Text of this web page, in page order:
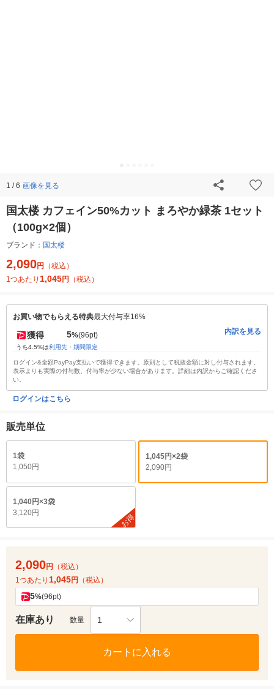
1 / 6 画像を見る
国太楼 カフェイン50%カット まろやか緑茶 1セット
（100g×2個）
ブランド： 国太楼
2,090円
（税込）
1つあたり 1,045円 （税込）
お買い物でもらえる特典最大付与率16%
獲得 5%(96pt)
うち4.5%は利用先・期間限定
内訳を見る
ログイン&全額PayPay支払いで獲得できます。原則として税抜金額に対し付与されます。
表示よりも実際の付与数、付与率が少ない場合があります。詳細は内訳からご確認くださ
い。
ログインはこちら
販売単位
1袋
1,050円
1,045円×2袋
2,090円
1,040円×3袋
3,120円
お得
2,090円
（税込）
1つあたり 1,045円 （税込）
5%(96pt)
在庫あり 数量 1
カートに入れる